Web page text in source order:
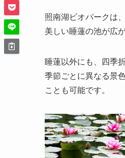
照南湖ビオパークは
美しい睡蓮の池が広
睡蓮以外にも、四季
季節ごとに異なる景
ことも可能です。